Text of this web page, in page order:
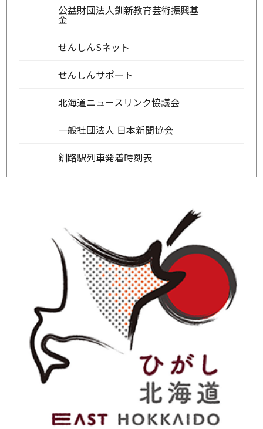
公益財団法人釧新教育芸術振興基
金
せんしんSネット
せんしんサポート
北海道ニュースリンク協議会
一般社団法人 日本新聞協会
釧路駅列車発着時刻表